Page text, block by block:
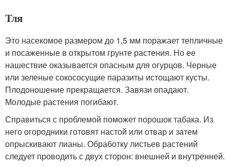
Тля
Это насекомое размером до 1,5 мм поражает тепличные
и посаженные в открытом грунте растения. Но ее
нашествие оказывается опасным для огурцов. Черные
или зеленые сокососущие паразиты истощают кусты.
Плодоношение прекращается. Завязи опадают.
Молодые растения погибают.
Справиться с проблемой поможет порошок табака. Из
него огородники готовят настой или отвар и затем
опрыскивают лианы. Обработку листьев растений
следует проводить с двух сторон: внешней и внутренней.